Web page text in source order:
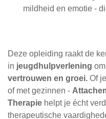
mildheid en emotie -
Deze opleiding raakt de
in jeugdhulpverlening
vertrouwen en groei. Of
of met gezinnen -
Therapie helpt je écht
therapeutische